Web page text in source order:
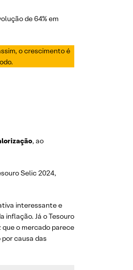
de 64% em
o crescimento é
, ao
Selic 2024,
interessante e
inflação. Já o Tesouro
o mercado parece
causa das